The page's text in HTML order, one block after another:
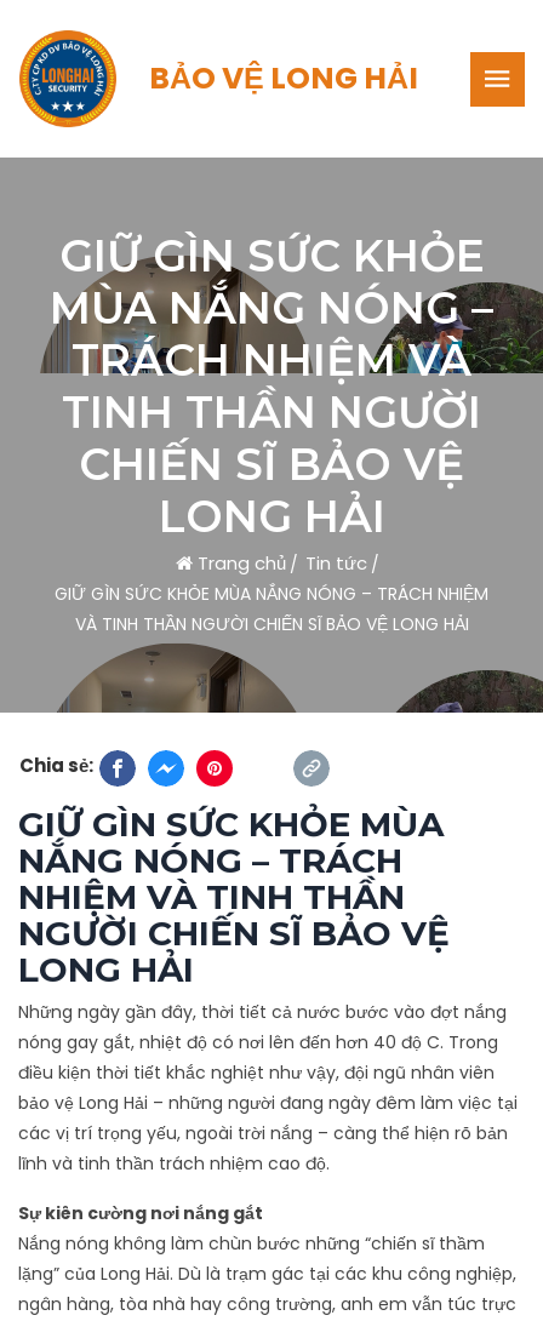
BẢO VỆ LONG HẢI
GIỮ GÌN SỨC KHỎE
MÙA NẮNG NÓNG –
TRÁCH NHIỆM VÀ
TINH THẦN NGƯỜI
CHIẾN SĨ BẢO VỆ
LONG HẢI
Trang chủ Tin tức
GIỮ GÌN SỨC KHỎE MÙA NẮNG NÓNG – TRÁCH NHIỆM
VÀ TINH THẦN NGƯỜI CHIẾN SĨ BẢO VỆ LONG HẢI
Chia sẻ:
GIỮ GÌN SỨC KHỎE MÙA
NẮNG NÓNG – TRÁCH
NHIỆM VÀ TINH THẦN
NGƯỜI CHIẾN SĨ BẢO VỆ
LONG HẢI
Những ngày gần đây, thời tiết cả nước bước vào đợt nắng
nóng gay gắt, nhiệt độ có nơi lên đến hơn 40 độ C. Trong
điều kiện thời tiết khắc nghiệt như vậy, đội ngũ nhân viên
bảo vệ Long Hải – những người đang ngày đêm làm việc tại
các vị trí trọng yếu, ngoài trời nắng – càng thể hiện rõ bản
lĩnh và tinh thần trách nhiệm cao độ.
Sự kiên cường nơi nắng gắt
Nắng nóng không làm chùn bước những “chiến sĩ thầm
lặng” của Long Hải. Dù là trạm gác tại các khu công nghiệp,
ngân hàng, tòa nhà hay công trường, anh em vẫn túc trực